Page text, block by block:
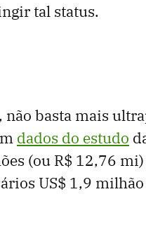
tal status.
basta mais
dados do estudo
(ou R$ 12,76
US$ 1,9